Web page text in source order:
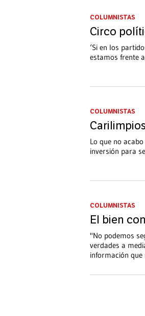
COLUMNISTAS
Circo
‘Si en los
estamos frente
COLUMNISTAS
Lo que no
inversión para
COLUMNISTAS
El bien
"No podemos
verdades a
información